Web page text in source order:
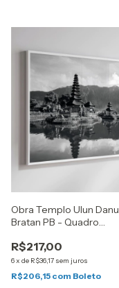
Obra Templo Ulun Danu
Bratan PB - Quadro
R$217,00
6x de R$36,17 sem juros
R$206,15 com Boleto